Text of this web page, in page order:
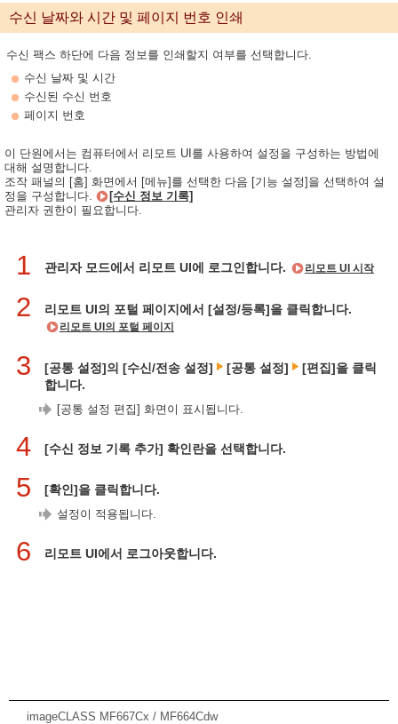
수신 날짜와 시간 및 페이지 번호 인쇄
수신 팩스 하단에 다음 정보를 인쇄할지 여부를 선택합니다.
수신 날짜 및 시간
수신된 수신 번호
페이지 번호
이 단원에서는 컴퓨터에서 리모트 UI를 사용하여 설정을 구성하는 방법에
대해 설명합니다.
조작 패널의 [홈] 화면에서 [메뉴]를 선택한 다음 [기능 설정]을 선택하여 설
정을 구성합니다.
[수신 정보 기록]
관리자 권한이 필요합니다.
1 관리자 모드에서 리모트 UI에 로그인합니다. 리모트 UI 시작
2 리모트 UI의 포털 페이지에서 [설정/등록]을 클릭합니다.
리모트 UI의 포털 페이지
3 [공통 설정]의 [수신/전송 설정] [공통 설정]
[편집]을 클릭
합니다.
[공통 설정 편집] 화면이 표시됩니다.
4 [수신 정보 기록 추가] 확인란을 선택합니다.
5 [확인]을 클릭합니다.
설정이 적용됩니다.
6 리모트 UI에서 로그아웃합니다.
imageCLASS MF667Cx / MF664Cdw